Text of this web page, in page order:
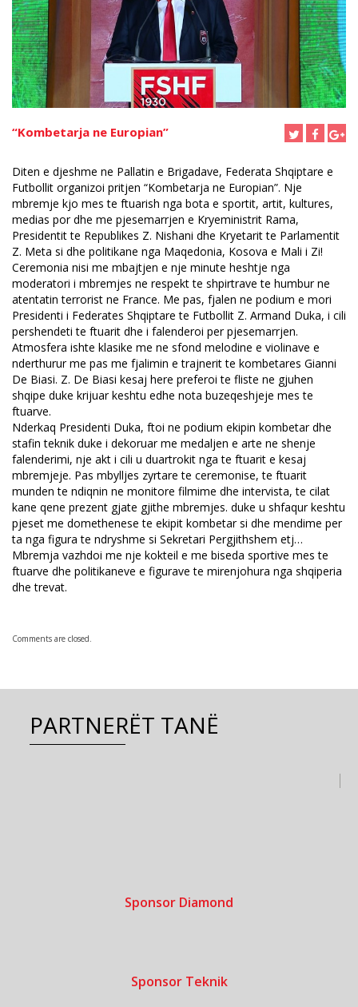
“Kombetarja ne Europian”
Diten e djeshme ne Pallatin e Brigadave, Federata Shqiptare e
Futbollit organizoi pritjen “Kombetarja ne Europian”. Nje
mbremje kjo mes te ftuarish nga bota e sportit, artit, kultures,
medias por dhe me pjesemarrjen e Kryeministrit Rama,
Presidentit te Republikes Z. Nishani dhe Kryetarit te Parlamentit
Z. Meta si dhe politikane nga Maqedonia, Kosova e Mali i Zi!
Ceremonia nisi me mbajtjen e nje minute heshtje nga
moderatori i mbremjes ne respekt te shpirtrave te humbur ne
atentatin terrorist ne France. Me pas, fjalen ne podium e mori
Presidenti i Federates Shqiptare te Futbollit Z. Armand Duka, i cili
pershendeti te ftuarit dhe i falenderoi per pjesemarrjen.
Atmosfera ishte klasike me ne sfond melodine e violinave e
nderthurur me pas me fjalimin e trajnerit te kombetares Gianni
De Biasi. Z. De Biasi kesaj here preferoi te fliste ne gjuhen
shqipe duke krijuar keshtu edhe nota buzeqeshjeje mes te
ftuarve.
Nderkaq Presidenti Duka, ftoi ne podium ekipin kombetar dhe
stafin teknik duke i dekoruar me medaljen e arte ne shenje
falenderimi, nje akt i cili u duartrokit nga te ftuarit e kesaj
mbremjeje. Pas mbylljes zyrtare te ceremonise, te ftuarit
munden te ndiqnin ne monitore filmime dhe intervista, te cilat
kane qene prezent gjate gjithe mbremjes. duke u shfaqur keshtu
pjeset me domethenese te ekipit kombetar si dhe mendime per
ta nga figura te ndryshme si Sekretari Pergjithshem etj…
Mbremja vazhdoi me nje kokteil e me biseda sportive mes te
ftuarve dhe politikaneve e figurave te mirenjohura nga shqiperia
dhe trevat.
Comments are closed.
PARTNERËT TANË
Sponsor Diamond
Sponsor Teknik